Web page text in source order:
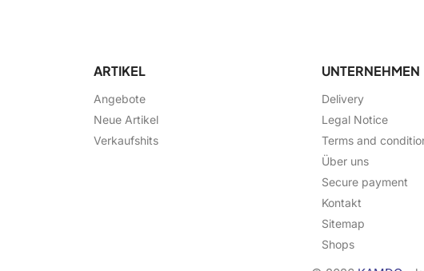
ARTIKEL
Angebote
Neue Artikel
Verkaufshits
UNTERNEHMEN
Delivery
Legal Notice
Terms and
Über uns
Secure payment
Kontakt
Sitemap
Shops